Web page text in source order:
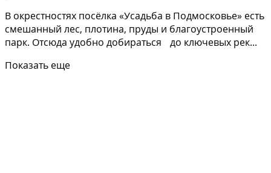
В окрестностях посёлка «Усадьба в Подмосковье» есть
смешанный лес, плотина, пруды и благоустроенный
парк. Отсюда удобно добираться до ключевых рек...
Показать еще